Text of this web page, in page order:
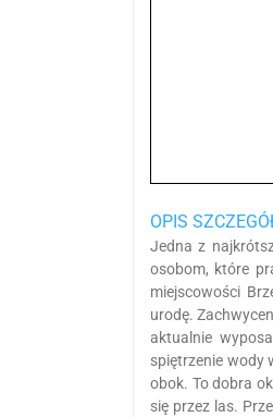
OPIS
Jedna z
osobom, które
miejscowości
urodę.
aktualnie
spiętrzenie wody
obok. To dobra
się przez las.